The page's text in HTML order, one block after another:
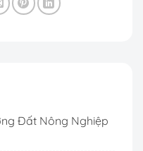
Đất Nông Nghiệp